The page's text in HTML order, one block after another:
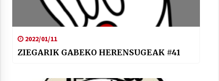
2022/01/11
ZIEGARIK GABEKO HERENSUGEAK #41